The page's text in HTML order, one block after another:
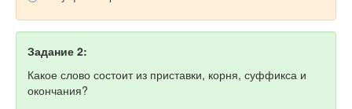
Задание 2:
Какое слово состоит из приставки, корня, суффикса и
окончания?